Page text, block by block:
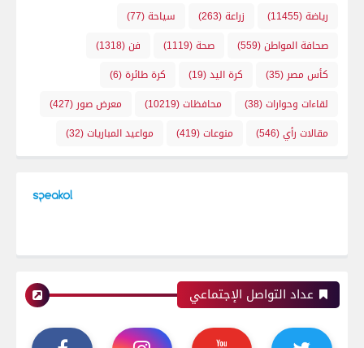
رياضة(11455) زراعة(263) سياحة(77)
صحافة المواطن(559) صحة(1119) فن(1318)
كأس مصر(35) كرة اليد(19) كرة طائرة(6)
لقاءات وحوارات(38) محافظات(10219) معرض صور(427)
مقالات رأي(546) منوعات(419) مواعيد المباريات(32)
عداد التواصل الإجتماعي